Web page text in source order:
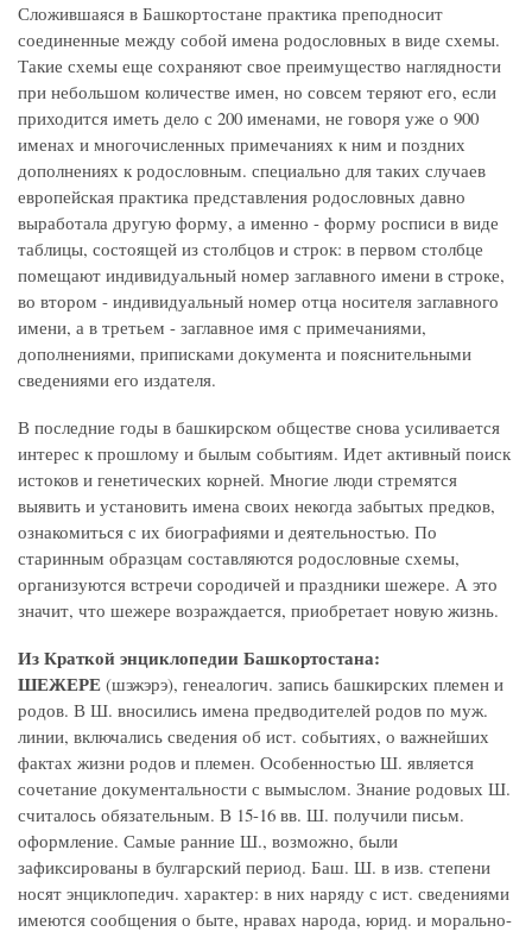
Сложившаяся в Башкортостане практика преподносит
соединенные между собой имена родословных в виде схемы.
Такие схемы еще сохраняют свое преимущество наглядности
при небольшом количестве имен, но совсем теряют его, если
приходится иметь дело с 200 именами, не говоря уже о 900
именах и многочисленных примечаниях к ним и поздних
дополнениях к родословным. специально для таких случаев
европейская практика представления родословных давно
выработала другую форму, а именно - форму росписи в виде
таблицы, состоящей из столбцов и строк: в первом столбце
помещают индивидуальный номер заглавного имени в строке,
во втором - индивидуальный номер отца носителя заглавного
имени, а в третьем - заглавное имя с примечаниями,
дополнениями, приписками документа и пояснительными
сведениями его издателя.
В последние годы в башкирском обществе снова усиливается
интерес к прошлому и былым событиям. Идет активный поиск
истоков и генетических корней. Многие люди стремятся
выявить и установить имена своих некогда забытых предков,
ознакомиться с их биографиями и деятельностью. По
старинным образцам составляются родословные схемы,
организуются встречи сородичей и праздники шежере. А это
значит, что шежере возраждается, приобретает новую жизнь.
Из Краткой энциклопедии Башкортостана:
ШЕЖЕРЕ (шэжэрэ), генеалогич. запись башкирских племен и
родов. В Ш. вносились имена предводителей родов по муж.
линии, включались сведения об ист. событиях, о важнейших
фактах жизни родов и племен. Особенностью Ш. является
сочетание документальности с вымыслом. Знание родовых Ш.
считалось обязательным. В 15-16 вв. Ш. получили письм.
оформление. Самые ранние Ш., возможно, были
зафиксированы в булгарский период. Баш. Ш. в изв. степени
носят энциклопедич. характер: в них наряду с ист. сведениями
имеются сообщения о быте, нравах народа, юрид. и морально-